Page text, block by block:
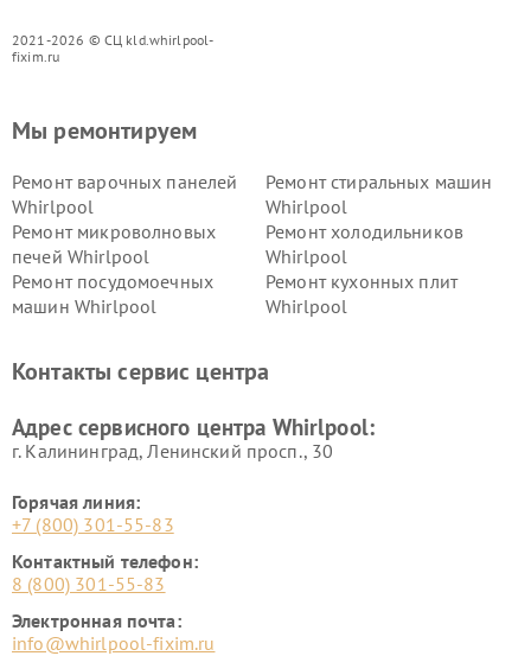
2021-2026 © СЦ kld.whirlpool-
fixim.ru
Мы ремонтируем
Ремонт варочных панелей
Whirlpool
Ремонт стиральных машин
Whirlpool
Ремонт микроволновых
печей Whirlpool
Ремонт холодильников
Whirlpool
Ремонт посудомоечных
машин Whirlpool
Ремонт кухонных плит
Whirlpool
Контакты сервис центра
Адрес сервисного центра Whirlpool:
г. Калининград, Ленинский просп., 30
Горячая линия:
+7 (800) 301-55-83
Контактный телефон:
8 (800) 301-55-83
Электронная почта:
info@whirlpool-fixim.ru